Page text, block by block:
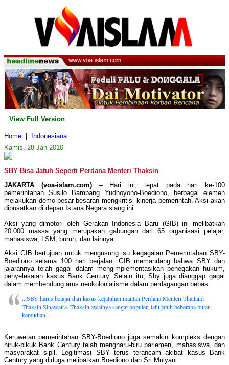
View Full Version
Home
Indonesiana
Kamis, 28 Jan 2010
SBY Bisa Jatuh Seperti Perdana Menteri Thaksin
JAKARTA (voa-islam.com)– Hari ini, tepat pada hari ke-100
pemerintahan Susilo Bambang Yudhoyono-Boediono, berbagai elemen
melakukan demo besar-besaran mengkritisi kinerja pemerintah. Aksi akan
dipusatkan di depan Istana Negara siang ini.
Aksi yang dimotori oleh Gerakan Indonesia Baru (GIB) ini melibatkan
20.000 massa yang merupakan gabungan dari 65 organisasi pelajar,
mahasiswa, LSM, buruh, dan lainnya.
Aksi GIB bertujuan untuk mengusung isu kegagalan Pemerintahan SBY-
Boediono selama 100 hari berjalan. GIB memandang bahwa SBY dan
jajarannya telah gagal dalam mengimplementasikan penegakan hukum,
penyelesaian kasus Bank Century. Selain itu, Sby juga dianggap gagal
dalam membendung arus neokolonialisme dalam perdagangan bebas.
...SBY harus belajar dari kasus kejatuhan mantan Perdana Menteri Thailand
Thaksin Sinawatra. Thaksin awalnya sangat populer, lalu jatuh beberapa bulan
kemudian...
Keruwetan pemerintahan SBY-Boediono juga semakin kompleks dengan
hiruk-pikuk Bank Century telah mengharu-biru parlemen, mahasiswa, dan
masyarakat sipil. Legitimasi SBY terus terancam akibat kasus Bank
Century yang diduga melibatkan Boediono dan Sri Mulyani.